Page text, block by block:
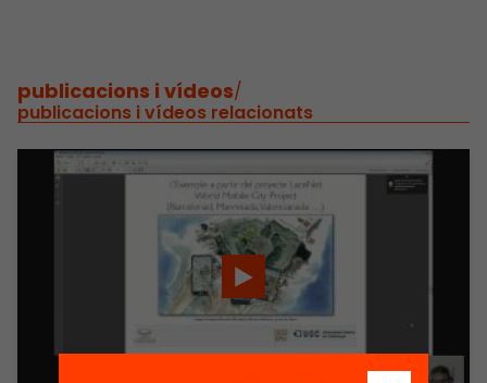
publicacions i vídeos/
publicacions i vídeos relacionats